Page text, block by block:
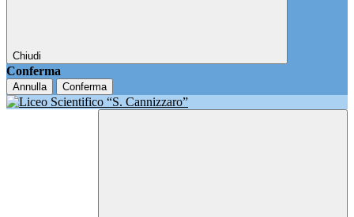
Chiudi
Conferma
Annulla Conferma